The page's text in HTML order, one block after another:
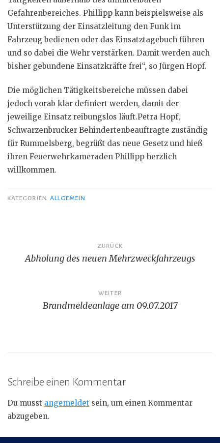
Gefahrenbereiches. Phillipp kann beispielsweise als
Unterstützung der Einsatzleitung den Funk im
Fahrzeug bedienen oder das Einsatztagebuch führen
und so dabei die Wehr verstärken. Damit werden auch
bisher gebundene Einsatzkräfte frei“, so Jürgen Hopf.
Die möglichen Tätigkeitsbereiche müssen dabei
jedoch vorab klar definiert werden, damit der
jeweilige Einsatz reibungslos läuft.Petra Hopf,
Schwarzenbrucker Behindertenbeauftragte zuständig
für Rummelsberg, begrüßt das neue Gesetz und hieß
ihren Feuerwehrkameraden Phillipp herzlich
willkommen.
KATEGORIEN ALLGEMEIN
Beitragsnavigation
ZURÜCK
Abholung des neuen Mehrzweckfahrzeugs
WEITER
Brandmeldeanlage am 09.07.2017
Schreibe einen Kommentar
Du musst angemeldet sein, um einen Kommentar
abzugeben.